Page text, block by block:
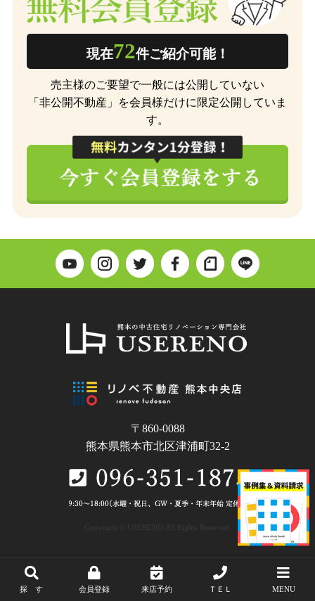
探 す 会員登録 来店予約 ＴＥＬ MENU
現在72件ご紹介可能！
売主様のご要望で一般には公開していない
「非公開不動産」を会員様だけに限定公開していま
す。
〒860-0088
熊本県熊本市北区津浦町32-2
Copyright © USERENO.All Rights Reserved.